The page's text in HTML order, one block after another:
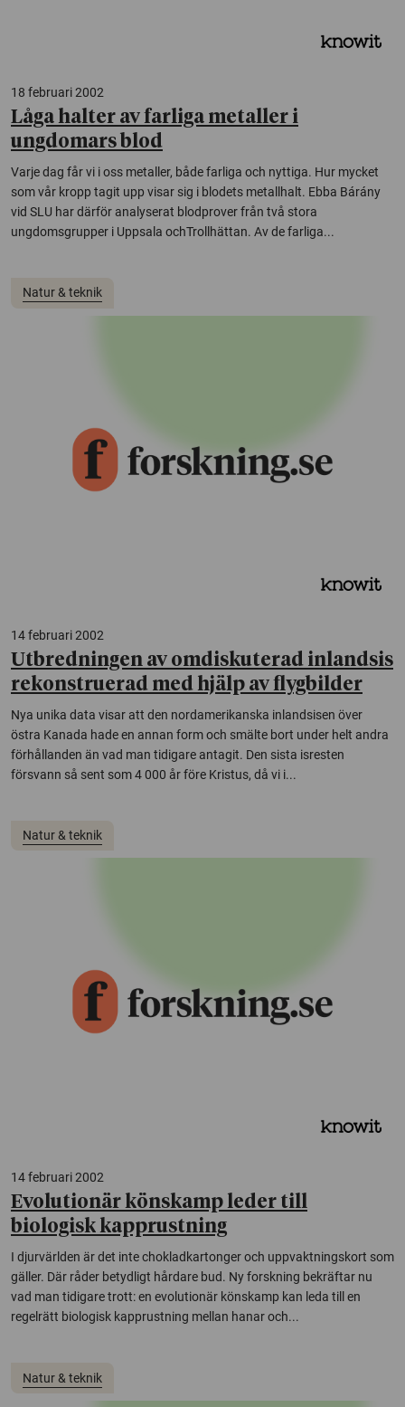
18 februari 2002
Låga halter av farliga metaller i
ungdomars blod
Varje dag får vi i oss metaller, både farliga och nyttiga. Hur mycket
som vår kropp tagit upp visar sig i blodets metallhalt. Ebba Bárány
vid SLU har därför analyserat blodprover från två stora
ungdomsgrupper i Uppsala ochTrollhättan. Av de farliga...
Natur & teknik
14 februari 2002
Utbredningen av omdiskuterad inlandsis
rekonstruerad med hjälp av flygbilder
Nya unika data visar att den nordamerikanska inlandsisen över
östra Kanada hade en annan form och smälte bort under helt andra
förhållanden än vad man tidigare antagit. Den sista isresten
försvann så sent som 4 000 år före Kristus, då vi i...
Natur & teknik
14 februari 2002
Evolutionär könskamp leder till
biologisk kapprustning
I djurvärlden är det inte chokladkartonger och uppvaktningskort som
gäller. Där råder betydligt hårdare bud. Ny forskning bekräftar nu
vad man tidigare trott: en evolutionär könskamp kan leda till en
regelrätt biologisk kapprustning mellan hanar och...
Natur & teknik